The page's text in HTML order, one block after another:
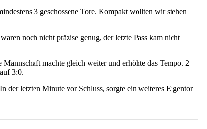
3 geschossene Tore. Kompakt wollten wir stehen
noch nicht präzise genug, der letzte Pass kam nicht
machte gleich weiter und erhöhte das Tempo. 2
3:0.
der letzten Minute vor Schluss, sorgte ein weiteres Eigentor